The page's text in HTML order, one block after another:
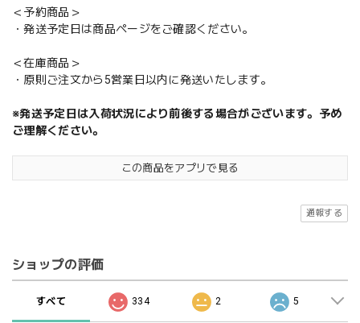
＜予約商品＞
・発送予定日は商品ページをご確認ください。
＜在庫商品＞
・原則ご注文から5営業日以内に発送いたします。
※発送予定日は入荷状況により前後する場合がございます。予め
ご理解ください。
この商品をアプリで見る
通報する
ショップの評価
すべて 334 2 5